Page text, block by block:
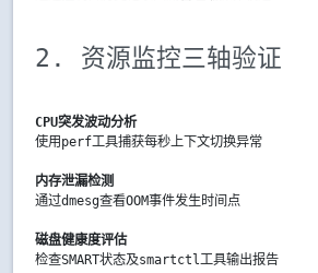
2. 资源监控三轴验证
CPU突发波动分析
使用 perf工具捕获每秒上下文切换异常
内存泄漏检测
通过dmesg查看OOM事件发生时间点
磁盘健康度评估
检查SMART状态及smartctl工具输出报告